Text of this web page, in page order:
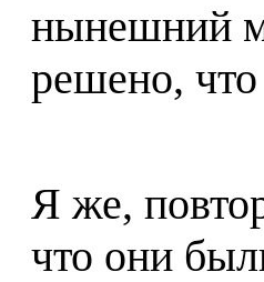
нынешний
решено,
Я же,
что они